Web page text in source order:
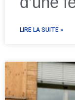
LIRE LA SUITE »